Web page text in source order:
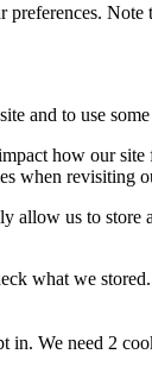
and to use
how our
when revisiting
us to
what we
We need 2